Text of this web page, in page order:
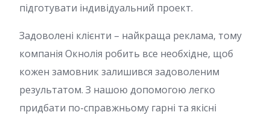
підготувати індивідуальний проект.
Задоволені клієнти – найкраща реклама, тому
компанія Окнолія робить все необхідне, щоб
кожен замовник залишився задоволеним
результатом. З нашою допомогою легко
придбати по-справжньому гарні та якісні